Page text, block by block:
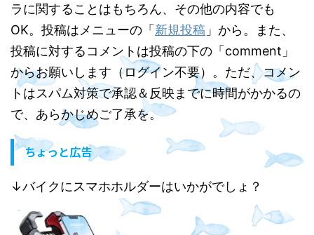
ラに関することはもちろん、その他の内容でも
OK。投稿はメニューの「 新規投稿 」から。また、
投稿に対するコメントは投稿の下の「comment」
からお願いします（ログイン不要）。ただ、コメン
トはスパム対策で承認＆反映までに時間がかかるの
で、あらかじめご了承を。
ちょっと広告
↓バイクにスマホホルダーはいかがでしょ？